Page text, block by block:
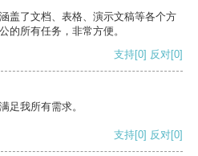
盖了文档、表格、演示文稿等各个方
的所有任务，非常方便。
支持[0] 反对[0]
足我所有需求。
支持[0] 反对[0]